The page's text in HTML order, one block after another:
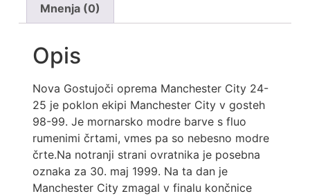
Mnenja (0)
Opis
Nova Gostujoči oprema Manchester City 24-
25 je poklon ekipi Manchester City v gosteh
98-99. Je mornarsko modre barve s fluo
rumenimi črtami, vmes pa so nebesno modre
črte.Na notranji strani ovratnika je posebna
oznaka za 30. maj 1999. Na ta dan je
Manchester City zmagal v finalu končnice